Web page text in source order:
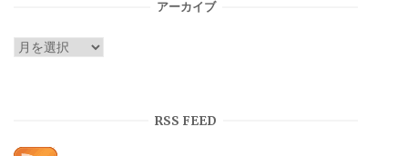
アーカイブ
ア
RSS FEED